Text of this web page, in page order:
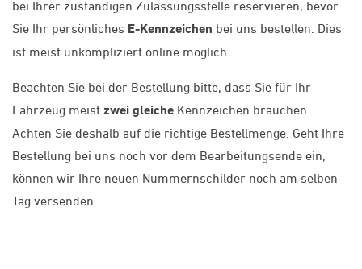
bei Ihrer zuständigen Zulassungsstelle reservieren, bevor
Sie Ihr persönliches E-Kennzeichen bei uns bestellen. Dies
ist meist unkompliziert online möglich.
Beachten Sie bei der Bestellung bitte, dass Sie für Ihr
Fahrzeug meist zwei gleiche Kennzeichen brauchen.
Achten Sie deshalb auf die richtige Bestellmenge. Geht Ihre
Bestellung bei uns noch vor dem Bearbeitungsende ein,
können wir Ihre neuen Nummernschilder noch am selben
Tag versenden.